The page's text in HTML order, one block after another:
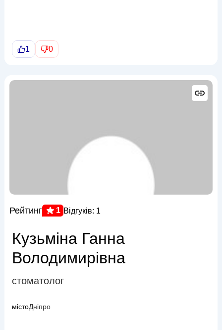
1 0
Рейтинг 1 Відгуків: 1
Кузьміна Ганна
Володимирівна
стоматолог
містоДніпро